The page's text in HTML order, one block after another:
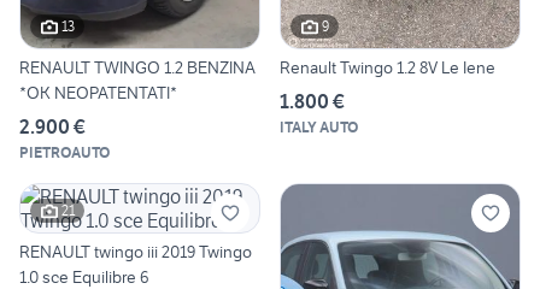
13
RENAULT TWINGO 1.2 BENZINA
*OK NEOPATENTATI*
2.900 €
PIETROAUTO
9
Renault Twingo 1.2 8V Le Iene
1.800 €
ITALY AUTO
21
RENAULT twingo iii 2019 Twingo
1.0 sce Equilibre 6